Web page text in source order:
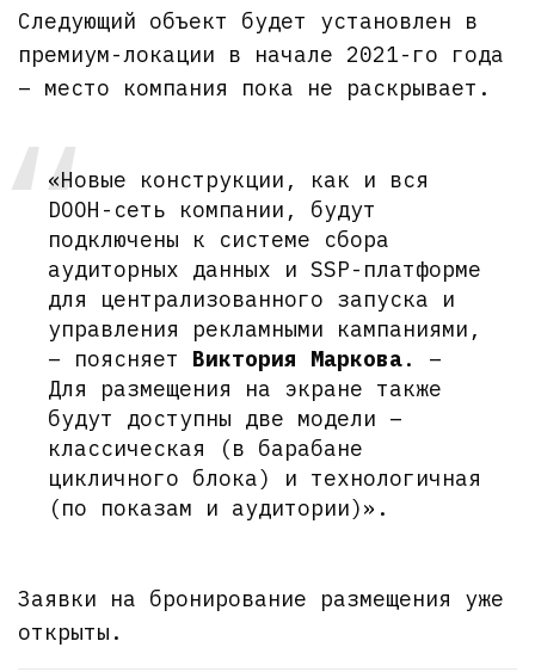
Следующий объект будет установлен в
премиум-локации в начале 2021-го года
– место компания пока не раскрывает.
«Новые конструкции, как и вся
DOOH-сеть компании, будут
подключены к системе сбора
аудиторных данных и SSP-платформе
для централизованного запуска и
управления рекламными кампаниями,
– поясняет Виктория Маркова. –
Для размещения на экране также
будут доступны две модели –
классическая (в барабане
цикличного блока) и технологичная
(по показам и аудитории)».
Заявки на бронирование размещения уже
открыты.